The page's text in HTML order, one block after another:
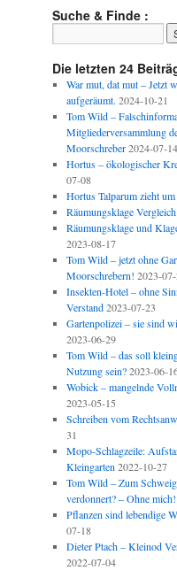
Suche & Finde :
Die letzten 24
War mut, dat mut – Jetzt
aufgeräumt. 2024-10-21
Tom Wild –
Mitgliederversammlung
Moorschreber 2024-07-14
Hortus – ökologischer
07-08
Hortus Talparum zieht um
Räumungsklage Vergleich
Räumungsklage und
2023-08-17
Tom Wild – jetzt ohne
Moorschrebern! 2023-
Insekten-Hotel – ohne
Verstand 2023-07-23
Gartenpolizei – sie sind
2023-06-29
Tom Wild – das soll
Nutzung sein? 2023-06-
Wobick – mangelnde
2023-05-15
Schreiben vom
31
Mopo-Schlagzeile:
Kleingarten 2022-10-27
Tom Wild – Zum
verdonnert? – Ohne mich!
Pflanzen sind lebendige
07-18
Dieter Ptach – Kleinod
2022-07-04